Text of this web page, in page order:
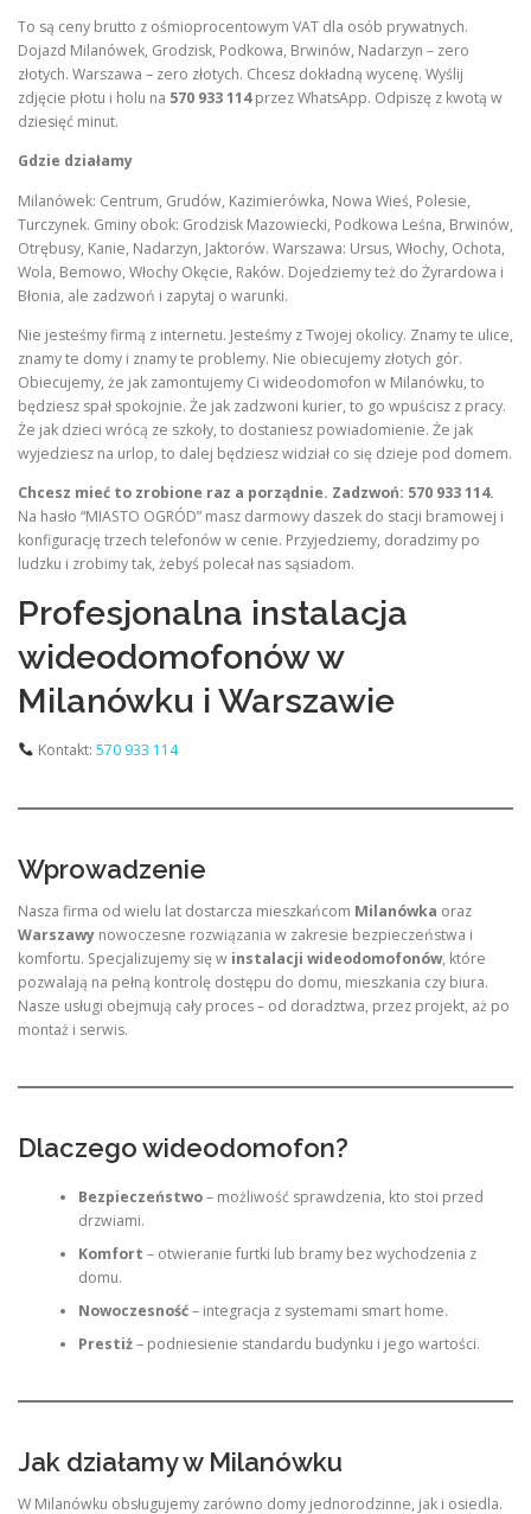
To są ceny brutto z ośmioprocentowym VAT dla osób prywatnych.
Dojazd Milanówek, Grodzisk, Podkowa, Brwinów, Nadarzyn – zero
złotych. Warszawa – zero złotych. Chcesz dokładną wycenę. Wyślij
zdjęcie płotu i holu na 570 933 114przez WhatsApp. Odpiszę z kwotą w
dziesięć minut.
Gdzie działamy
Milanówek: Centrum, Grudów, Kazimierówka, Nowa Wieś, Polesie,
Turczynek. Gminy obok: Grodzisk Mazowiecki, Podkowa Leśna, Brwinów,
Otrębusy, Kanie, Nadarzyn, Jaktorów. Warszawa: Ursus, Włochy, Ochota,
Wola, Bemowo, Włochy Okęcie, Raków. Dojedziemy też do Żyrardowa i
Błonia, ale zadzwoń i zapytaj o warunki.
Nie jesteśmy firmą z internetu. Jesteśmy z Twojej okolicy. Znamy te ulice,
znamy te domy i znamy te problemy. Nie obiecujemy złotych gór.
Obiecujemy, że jak zamontujemy Ci wideodomofon w Milanówku, to
będziesz spał spokojnie. Że jak zadzwoni kurier, to go wpuścisz z pracy.
Że jak dzieci wrócą ze szkoły, to dostaniesz powiadomienie. Że jak
wyjedziesz na urlop, to dalej będziesz widział co się dzieje pod domem.
Chcesz mieć to zrobione raz a porządnie. Zadzwoń: 570 933 114.
Na hasło “MIASTO OGRÓD” masz darmowy daszek do stacji bramowej i
konfigurację trzech telefonów w cenie. Przyjedziemy, doradzimy po
ludzku i zrobimy tak, żebyś polecał nas sąsiadom.
Profesjonalna instalacja
wideodomofonów w
Milanówku i Warszawie
Kontakt: 570 933 114
Wprowadzenie
Nasza firma od wielu lat dostarcza mieszkańcom Milanówka oraz
Warszawy nowoczesne rozwiązania w zakresie bezpieczeństwa i
komfortu. Specjalizujemy się w instalacji wideodomofonów, które
pozwalają na pełną kontrolę dostępu do domu, mieszkania czy biura.
Nasze usługi obejmują cały proces – od doradztwa, przez projekt, aż po
montaż i serwis.
Dlaczego wideodomofon?
Bezpieczeństwo– możliwość sprawdzenia, kto stoi przed
drzwiami.
Komfort – otwieranie furtki lub bramy bez wychodzenia z
domu.
Nowoczesność– integracja z systemami smart home.
Prestiż– podniesienie standardu budynku i jego wartości.
Jak działamy w Milanówku
W Milanówku obsługujemy zarówno domy jednorodzinne, jak i osiedla.